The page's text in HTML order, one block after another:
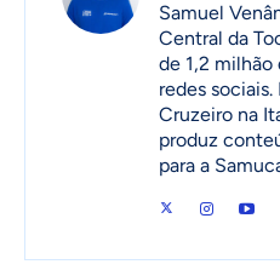
Samuel
Central da
de 1,2 milhão
redes
Cruzeiro na
produz
para a